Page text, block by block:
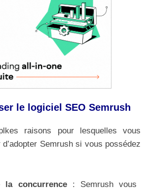
le logiciel SEO Semrush
raisons pour lesquelles vous
Semrush si vous possédez
la concurrence : Semrush vous